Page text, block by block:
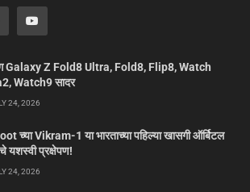
Galaxy Z Fold8 Ultra, Fold8, Flip8, Watch
Watch9 सादर
24, 2026
च्या Vikram-1 या भारताच्या पहिल्या खासगी ऑर्बिटल
यशस्वी प्रक्षेपण!
24, 2026